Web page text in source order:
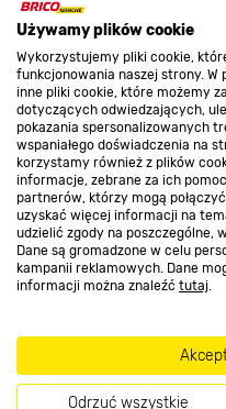
Używamy plików cookie
Wykorzystujemy pliki cookie,
funkcjonowania naszej strony.
inne pliki cookie, które możemy
dotyczących odwiedzających,
pokazania spersonalizowanych
wspaniałego doświadczenia na
korzystamy również z plików
informacje, zebrane za ich
partnerów, którzy mogą
uzyskać więcej informacji na
udzielić zgody na poszczególne,
Dane są gromadzone w celu
kampanii reklamowych. Dane
informacji można znaleźć tutaj.
Odrzuć wszystkie
Promocje
Nasze sklepy
O nas
Kontakt do sklepu
Dołącz do nas